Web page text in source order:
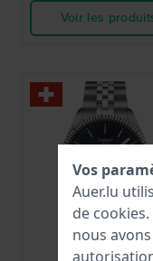
Voir les
Tissot
Vos
Auer.lu
de cookies
nous